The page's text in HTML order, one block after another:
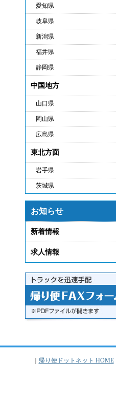
愛知県
岐阜県
新潟県
福井県
静岡県
中国地方
山口県
岡山県
広島県
東北方面
岩手県
茨城県
お知らせ
新着情報
求人情報
帰り便ドットネット HOME